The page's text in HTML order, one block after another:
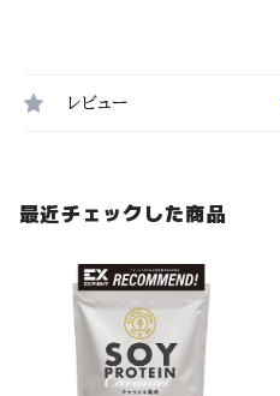
レビュー
最近チェックした商品